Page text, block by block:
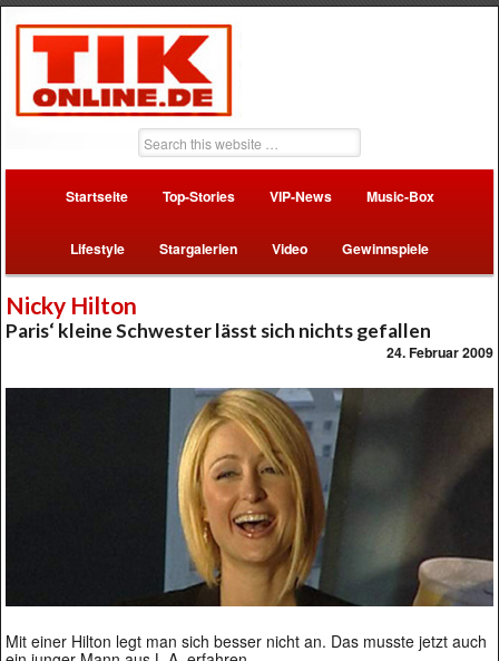
Startseite Top-Stories VIP-News Music-Box
Lifestyle Stargalerien Video Gewinnspiele
Nicky Hilton
Paris‘ kleine Schwester lässt sich nichts gefallen
24. Februar 2009
Mit einer Hilton legt man sich besser nicht an. Das musste jetzt auch